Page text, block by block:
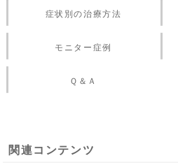
症状別の治療方法
モニター症例
Ｑ＆Ａ
関連コンテンツ